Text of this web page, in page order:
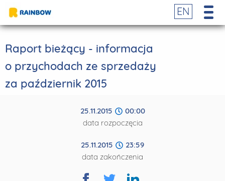
EN
Raport bieżący - informacja
o przychodach ze sprzedaży
za październik 2015
25.11.2015
00:00
data rozpoczęcia
25.11.2015
23:59
data zakończenia